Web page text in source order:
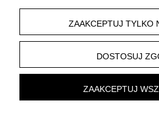
ZAAKCEPTUJ TYLKO
DOSTOSUJ
ZAAKCEPTUJ